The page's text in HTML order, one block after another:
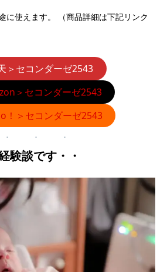
に使えます。 （商品詳細は下記リンク
＞セコンダーゼ2543
＞セコンダーゼ2543
！＞セコンダーゼ2543
験談です・・